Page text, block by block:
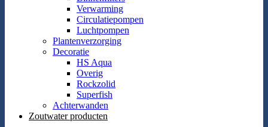
Verwarming
Circulatiepompen
Luchtpompen
Plantenverzorging
Decoratie
HS Aqua
Overig
Rockzolid
Superfish
Achterwanden
Zoutwater producten